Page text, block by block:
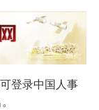
登录中国人事